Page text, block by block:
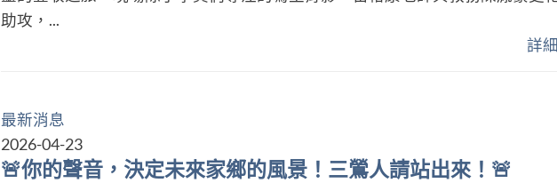
助攻，...
詳
最新消息
2026-04-23
🚨你的聲音，決定未來家鄉的風景！三鶯人請站出來！🚨